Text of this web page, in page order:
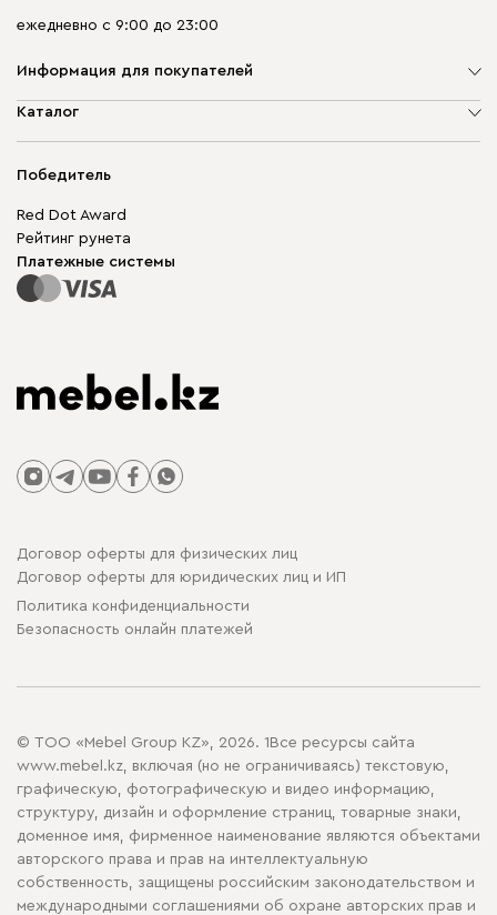
ежедневно с 9:00 до 23:00
Информация для покупателей
О компании
Гарантия
Для бизнеса
Карта сайта
Каталог
Корпусная мебель
Модульная мебель
Столы и стулья
Победитель
Red Dot Award
Рейтинг рунета
Платежные системы
Договор оферты для физических лиц
Договор оферты для юридических лиц и ИП
Политика конфиденциальности
Безопасность онлайн платежей
© ТОО «Mebel Group KZ», 2026. 1Все ресурсы сайта
www.mebel.kz, включая (но не ограничиваясь) текстовую,
графическую, фотографическую и видео информацию,
структуру, дизайн и оформление страниц, товарные знаки,
доменное имя, фирменное наименование являются объектами
авторского права и прав на интеллектуальную
собственность, защищены российским законодательством и
международными соглашениями об охране авторских прав и